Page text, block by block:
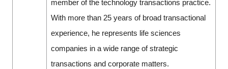
member of the technology transactions practice.
With more than 25 years of broad transactional
experience, he represents life sciences
companies in a wide range of strategic
transactions and corporate matters.